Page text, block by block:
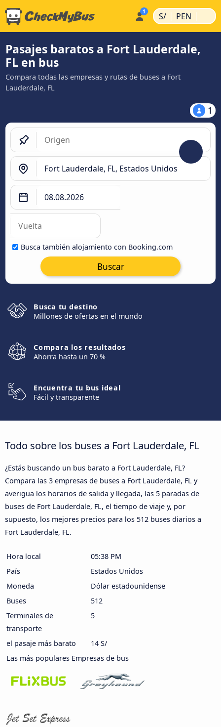
S/ | PEN |
Pasajes baratos a Fort Lauderdale,
FL en bus
Compara todas las empresas y rutas de buses a Fort
Lauderdale, FL
1
Busca también alojamiento con Booking.com
Buscar
Busca tu destino
Millones de ofertas en el mundo
Compara los resultados
Ahorra hasta un 70 %
Encuentra tu bus ideal
Fácil y transparente
Todo sobre los buses a Fort Lauderdale, FL
¿Estás buscando un bus barato a Fort Lauderdale, FL?
Compara las 3 empresas de buses a Fort Lauderdale, FL y
averigua los horarios de salida y llegada, las 5 paradas de
buses de Fort Lauderdale, FL, el tiempo de viaje y, por
supuesto, los mejores precios para los 512 buses diarios a
Fort Lauderdale, FL.
Hora local
05:38 PM
País
Estados Unidos
Moneda
Dólar estadounidense
Buses
512
Terminales de
transporte
5
el pasaje más barato
14 S/
Las más populares Empresas de bus